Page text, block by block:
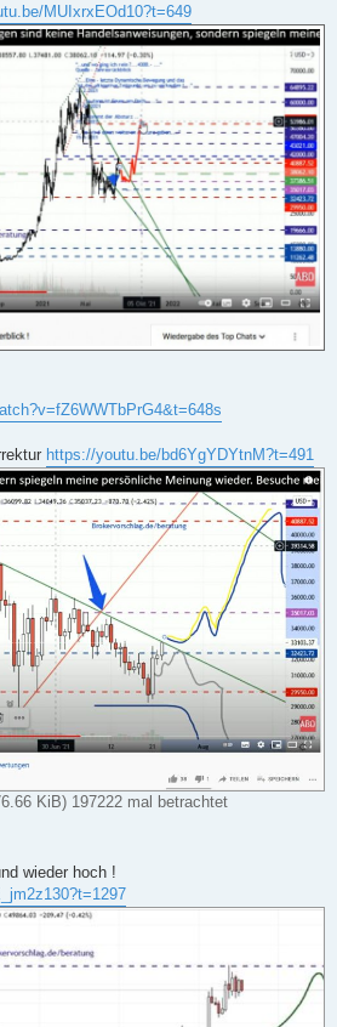
MUIxrxEOd10?t=649
https://youtu.be/bd6YgYDYtnM?t=491
KiB) 197222 mal betrachtet
wieder hoch !